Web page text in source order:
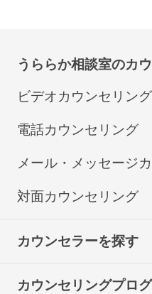
うららか相談室のカ
ビデオカウンセリング
電話カウンセリング
メール・メッセージ
対面カウンセリング
カウンセラーを探す
カウンセリングプロ